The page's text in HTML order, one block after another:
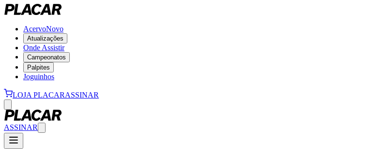
AcervoNovo
Atualizações
Onde Assistir
Campeonatos
Palpites
Joguinhos
LOJA PLACARASSINAR
ASSINAR